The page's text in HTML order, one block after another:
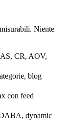
Niente
CR, AOV,
blog
con feed
dynamic